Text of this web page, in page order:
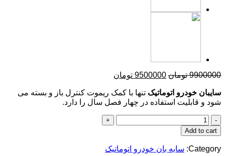
تومان 9500000 تومان
اتوماتیک تنها با کمک ریموت کنترل باز و بسته می
استفاده در چهار فصل سال را دارد.
سایه بان خودرو اتوماتیک